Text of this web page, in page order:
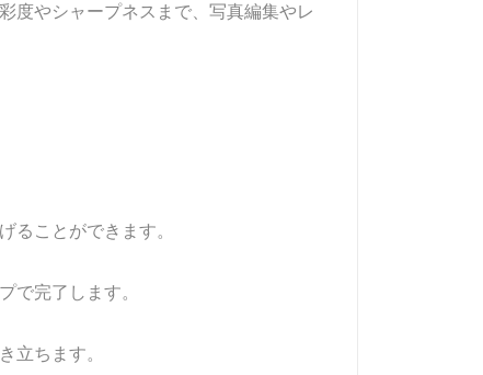
度やシャープネスまで、写真編集やレ
ることができます。
で完了します。
立ちます。